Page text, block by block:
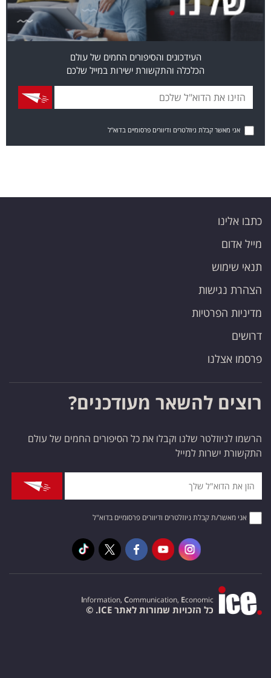
העידכונים והסיפורים החמים של עולם
הכלכלה והתקשורת ישירות במייל שלכם
אני מאשר קבלת ניוזלטרים ודיוורים פרסומיים בדוא"ל
כתבו אלינו
מייל אדום
תנאי שימוש
הצהרת נגישות
מדיניות הפרטיות
דרושים
פרסמו אצלנו
רוצים להשאר מעודכנים?
הרשמו לניוזלטר שלנו וקבלו את כל הסיפורים החמים של עולם
התקשורת ישרות למייל
אני מאשר/ת קבלת ניוזלטרים ודיוורים פרסומיים בדוא"ל
Information, Communication, Economic
כל הזכויות שמורות לאתר ICE. ©